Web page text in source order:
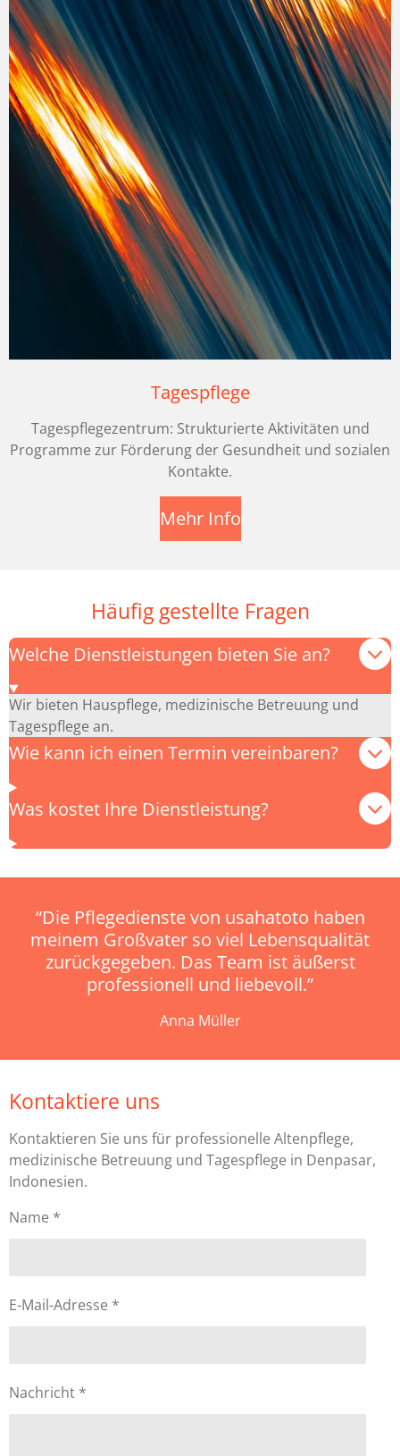
Tagespflege
Tagespflegezentrum: Strukturierte Aktivitäten und
Programme zur Förderung der Gesundheit und sozialen
Kontakte.
Mehr Info
Häufig gestellte Fragen
Welche Dienstleistungen bieten Sie an?
Wir bieten Hauspflege, medizinische Betreuung und
Tagespflege an.
Wie kann ich einen Termin vereinbaren?
Was kostet Ihre Dienstleistung?
“Die Pflegedienste von usahatoto haben
meinem Großvater so viel Lebensqualität
zurückgegeben. Das Team ist äußerst
professionell und liebevoll.”
Anna Müller
Kontaktiere uns
Kontaktieren Sie uns für professionelle Altenpflege,
medizinische Betreuung und Tagespflege in Denpasar,
Indonesien.
Name *
E-Mail-Adresse *
Nachricht *